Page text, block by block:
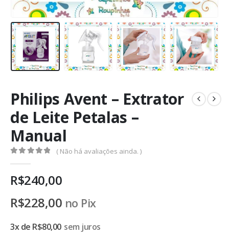
Philips Avent – Extrator
de Leite Petalas –
Manual
( Não há avaliações ainda. )
R$240,00
R$228,00 no Pix
3x de R$80,00 sem juros